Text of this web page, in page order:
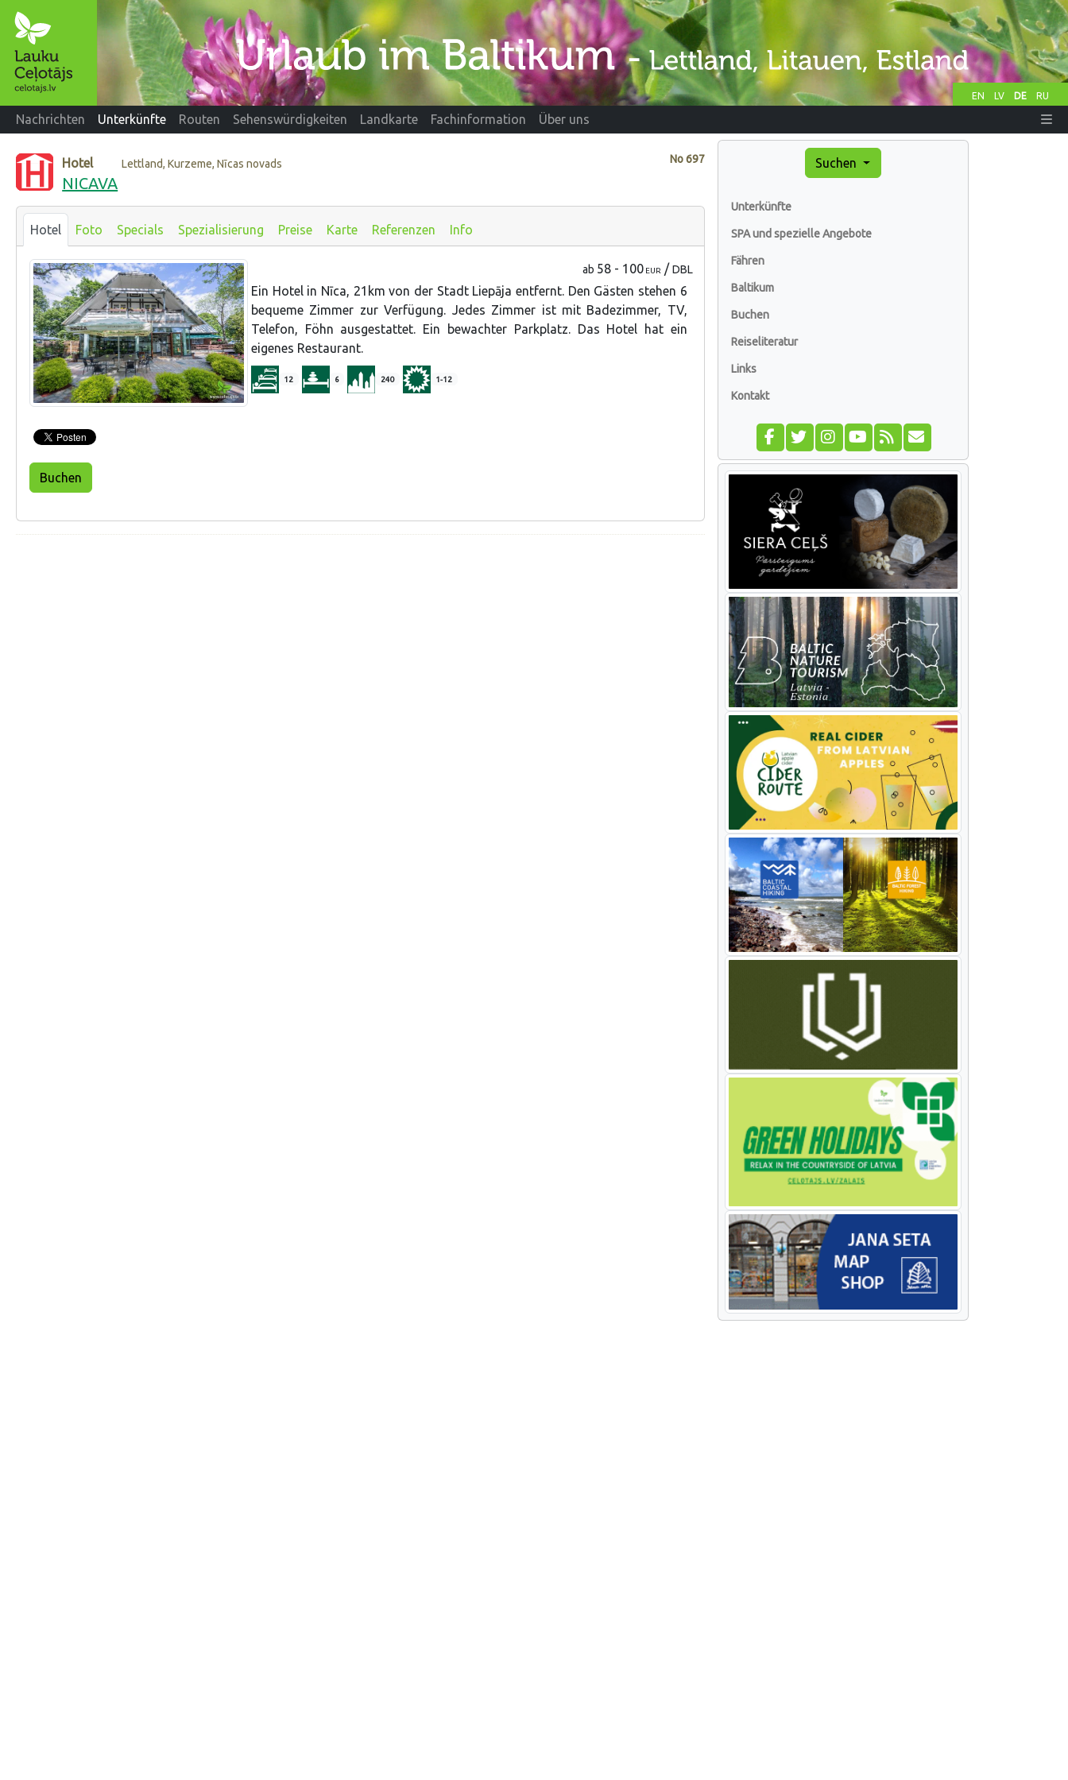
EN LV DE RU
Nachrichten Unterkünfte Routen Sehenswürdigkeiten Landkarte Fachinformation Über uns
No697
Hotel Lettland, Kurzeme, Nīcas novads
NICAVA
Hotel Foto Specials Spezialisierung Preise Karte Referenzen Info
ab 58 - 100EUR /DBL
Ein Hotel in Nīca, 21km von der Stadt Liepāja entfernt. Den Gästen stehen 6
bequeme Zimmer zur Verfügung. Jedes Zimmer ist mit Badezimmer, TV,
Telefon, Föhn ausgestattet. Ein bewachter Parkplatz. Das Hotel hat ein
eigenes Restaurant.
12 6 240 1-12
Buchen
Suchen
Unterkünfte
SPA und spezielle Angebote
Fähren
Baltikum
Buchen
Reiseliteratur
Links
Kontakt